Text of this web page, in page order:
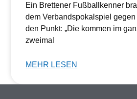
Ein Brettener Fußballkenner
dem Verbandspokalspiel
den Punkt: „Die kommen im
zweimal
MEHR LESEN